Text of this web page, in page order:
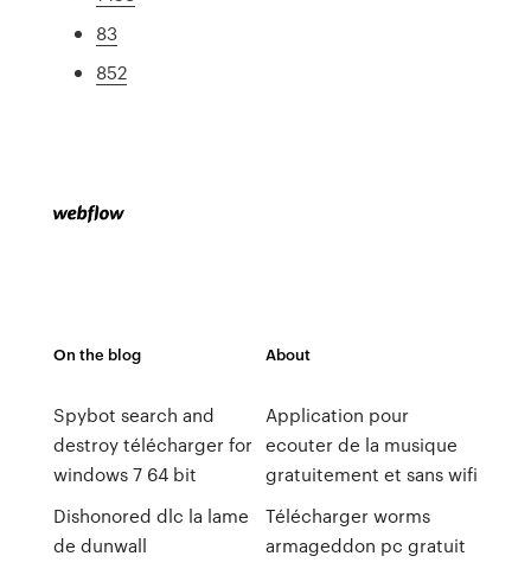
83
852
On the blog
Spybot search and
destroy télécharger for
windows 7 64 bit
Dishonored dlc la lame
de dunwall
About
Application pour
ecouter de la musique
gratuitement et sans wifi
Télécharger worms
armageddon pc gratuit